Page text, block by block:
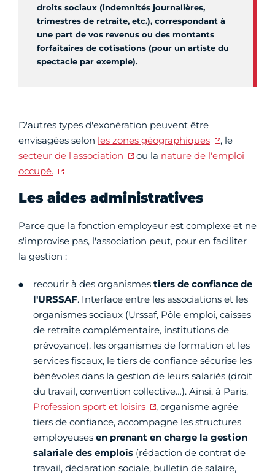
droits sociaux (indemnités journalières,
trimestres de retraite, etc.), correspondant à
une part de vos revenus ou des montants
forfaitaires de cotisations (pour un artiste du
spectacle par exemple).
D'autres types d'exonération peuvent être
envisagées selon les zones géographiques
, le
secteur de l'association
ou la nature de l'emploi
occupé.
Les aides administratives
Parce que la fonction employeur est complexe et ne
s'improvise pas, l'association peut, pour en faciliter
la gestion :
recourir à des organismes tiers de confiance de
l'URSSAF. Interface entre les associations et les
organismes sociaux (Urssaf, Pôle emploi, caisses
de retraite complémentaire, institutions de
prévoyance), les organismes de formation et les
services fiscaux, le tiers de confiance sécurise les
bénévoles dans la gestion de leurs salariés (droit
du travail, convention collective…). Ainsi, à Paris,
Profession sport et loisirs
, organisme agrée
tiers de confiance, accompagne les structures
employeuses en prenant en charge la gestion
salariale des emplois (rédaction de contrat de
travail, déclaration sociale, bulletin de salaire,